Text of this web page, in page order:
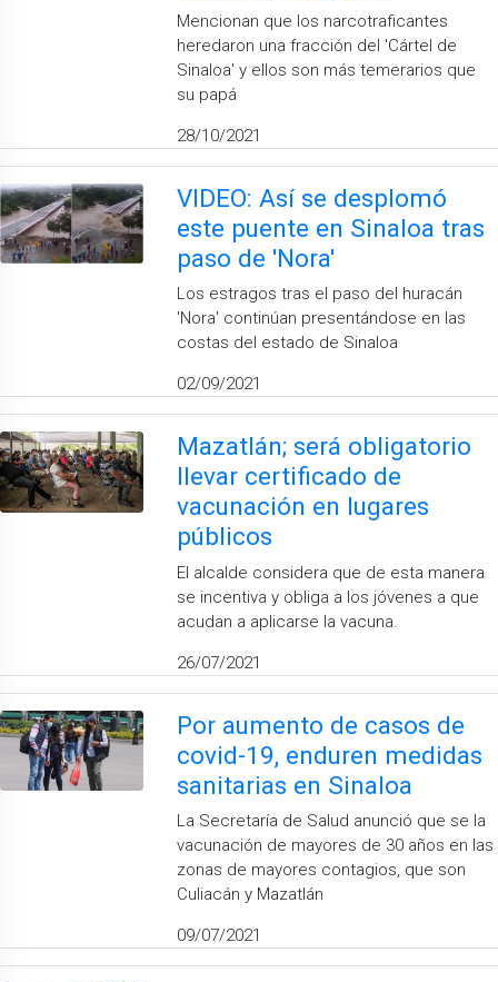
Mencionan que los narcotraficantes
heredaron una fracción del 'Cártel de
Sinaloa' y ellos son más temerarios que
su papá
28/10/2021
VIDEO: Así se desplomó
este puente en Sinaloa tras
paso de 'Nora'
Los estragos tras el paso del huracán
'Nora' continúan presentándose en las
costas del estado de Sinaloa
02/09/2021
Mazatlán; será obligatorio
llevar certificado de
vacunación en lugares
públicos
El alcalde considera que de esta manera
se incentiva y obliga a los jóvenes a que
acudan a aplicarse la vacuna.
26/07/2021
Por aumento de casos de
covid-19, enduren medidas
sanitarias en Sinaloa
La Secretaría de Salud anunció que se la
vacunación de mayores de 30 años en las
zonas de mayores contagios, que son
Culiacán y Mazatlán
09/07/2021